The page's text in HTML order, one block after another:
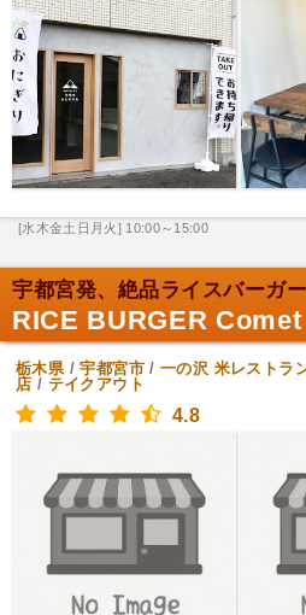
[水木金土日月火] 10:00～15:00
宇都宮発、絶品ライスバーガー
RICE BURGER Comet
栃木県/宇都宮市/一の沢 米レストラ
店 / テイクアウト
4.8